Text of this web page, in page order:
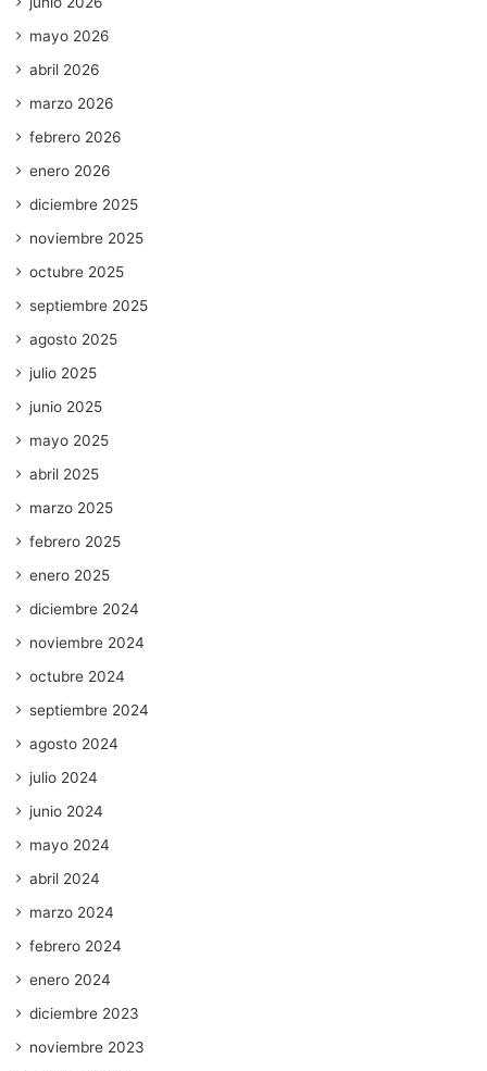
mayo 2026
abril 2026
marzo 2026
febrero 2026
enero 2026
diciembre 2025
noviembre 2025
octubre 2025
septiembre 2025
agosto 2025
julio 2025
junio 2025
mayo 2025
abril 2025
marzo 2025
febrero 2025
enero 2025
diciembre 2024
noviembre 2024
octubre 2024
septiembre 2024
agosto 2024
julio 2024
junio 2024
mayo 2024
abril 2024
marzo 2024
febrero 2024
enero 2024
diciembre 2023
noviembre 2023